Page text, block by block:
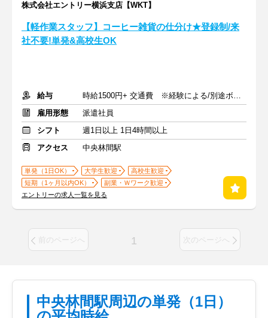
株式会社エントリー横浜支店【WKT】
【軽作業スタッフ】コーヒー雑貨の仕分け★登録制/来
社不要!単発&高校生OK
給与
時給1500円+ 交通費 ※経験による/別途ボーナス支給あり
雇用形態
派遣社員
シフト
週1日以上 1日4時間以上
アクセス
中央林間駅
単発（1日OK） 大学生歓迎
高校生歓迎
短期（1ヶ月以内OK）
副業・Ｗワーク歓迎
エントリーの求人一覧を見る
前のページへ 1 次のページへ
中央林間駅周辺の単発（1日）